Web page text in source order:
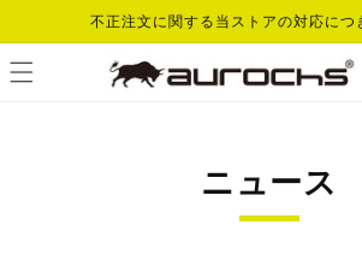
ンツに
進む
不正注文に関する当ストアの対応につ
ニュース